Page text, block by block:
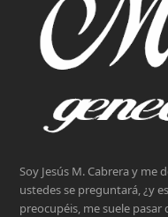
Soy Jesús M. Cabrera y me
ustedes se preguntará, ¿y
preocupéis, me suele